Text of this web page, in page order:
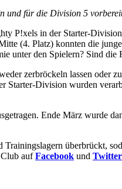
und für die Division 5
P!xels in der Starter-
(4. Platz) konnten die
unter den Spielern? Sind
zerbröckeln lassen oder
Starter-Division wurden
Ende März wurde
überbrückt,
aufFacebook und Twitter